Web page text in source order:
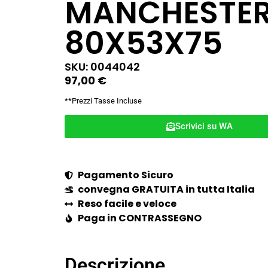
80X53X75
SKU: 0044042
97,00 €
**Prezzi Tasse Incluse
Scrivici su WA
Pagamento Sicuro
convegna GRATUITA in tutta Italia
Reso facile e veloce
Paga in CONTRASSEGNO